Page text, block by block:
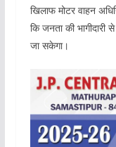
खिलाफ मोटर वाहन
कि जनता की भागीदारी
जा सकेगा।